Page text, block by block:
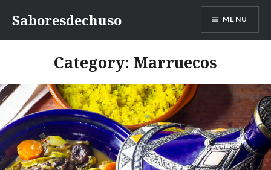
content
Saboresdechuso MENU
Category: Marruecos